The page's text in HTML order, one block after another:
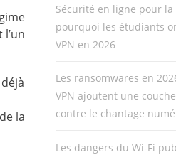
la
Sécurité en ligne pour
pourquoi les étudiants
VPN en 2026
Les ransomwares en
VPN ajoutent une
contre le chantage
Les dangers du Wi-Fi